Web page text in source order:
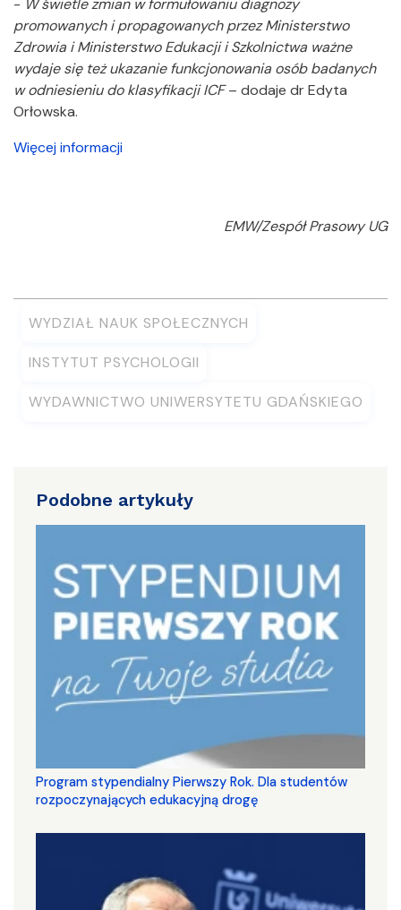
- W świetle zmian w formułowaniu diagnozy
promowanych i propagowanych przez Ministerstwo
Zdrowia i Ministerstwo Edukacji i Szkolnictwa ważne
wydaje się też ukazanie funkcjonowania osób badanych
w odniesieniu do klasyfikacji ICF– dodaje dr Edyta
Orłowska.
Więcej informacji
EMW/Zespół Prasowy UG
WYDZIAŁ NAUK SPOŁECZNYCH
INSTYTUT PSYCHOLOGII
WYDAWNICTWO UNIWERSYTETU GDAŃSKIEGO
Podobne artykuły
Program stypendialny Pierwszy Rok. Dla studentów
rozpoczynających edukacyjną drogę